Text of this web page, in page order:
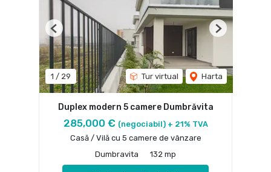
1 / 29 Tur virtual Harta
Previous Next
Duplex modern 5 camere Dumbrăvita
285,000 € (negociabil) + 21% TVA
Casă / Vilă cu 5 camere de vânzare
Dumbravita
132 mp